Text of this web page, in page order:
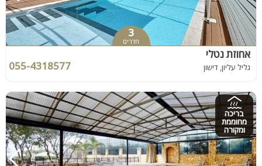
3
חדרים
אחוזת נטלי
גליל עליון, דישון 055-4318577
בריכה
מחוממת
ומקורה